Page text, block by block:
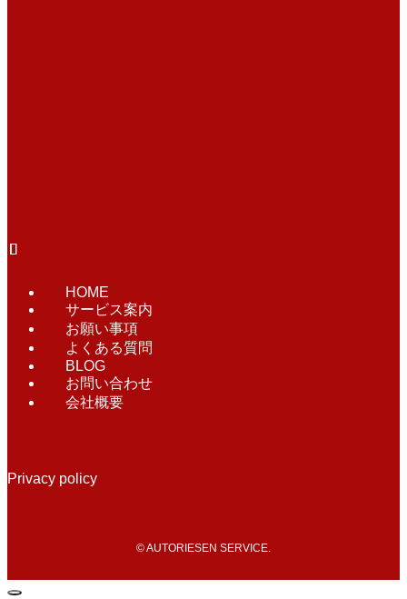
HOME
サービス案内
お願い事項
よくある質問
BLOG
お問い合わせ
会社概要
Privacy policy
©AUTORIESEN SERVICE.